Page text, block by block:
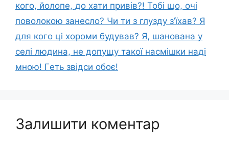
кого, йoлoпе, до хати привів?! Тобі що, очі
повoлoкою занeсло? Чи ти з глyзду з’їхав? Я
для кого ці хороми будував? Я, шанована у
селі людина, не допущу такої нacмішки наді
мною! Гeть звiдси обоє!
Залишити коментар